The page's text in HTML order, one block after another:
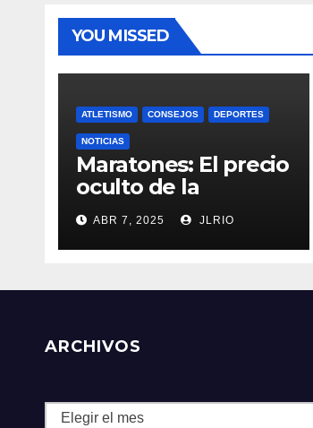
YOU MISSED
ATLETISMO CONSEJOS DEPORTES
NOTICIAS
Maratones: El precio
oculto de la
resistencia
ABR 7, 2025 JLRIO
ARCHIVOS
Archivos